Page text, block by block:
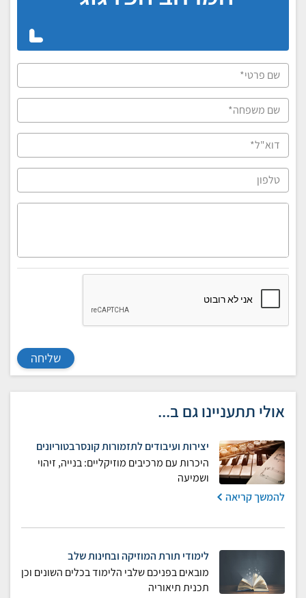
שליחה
אולי תתעניינו גם ב...
יצירות ועיבודים לתזמורות קונסרבטוריונים
היכרות עם מרכיבים מוזיקליים: בנייה, זיהוי
ושמיעה
להמשך קריאה
לימודי תורת המוזיקה ובחינות שלב
מובאים בפניכם שלבי הלימוד בכלים השונים וכן
תכנית תיאוריה